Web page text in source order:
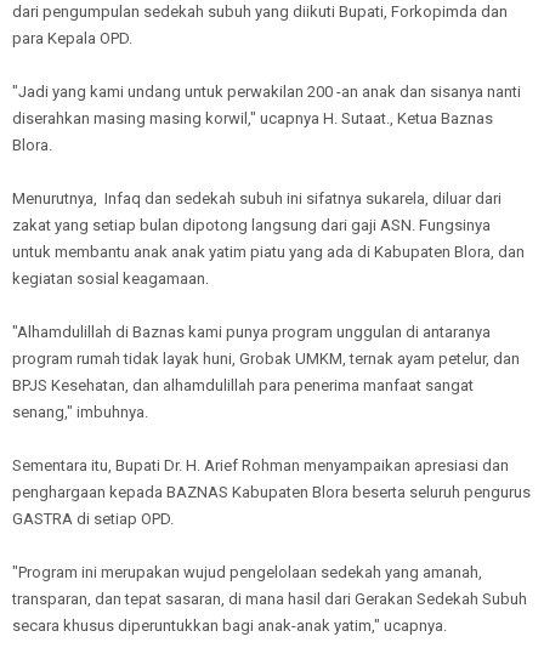
dari pengumpulan sedekah subuh yang diikuti Bupati, Forkopimda dan
para Kepala OPD.
"Jadi yang kami undang untuk perwakilan 200 -an anak dan sisanya nanti
diserahkan masing masing korwil," ucapnya H. Sutaat., Ketua Baznas
Blora.
Menurutnya, Infaq dan sedekah subuh ini sifatnya sukarela, diluar dari
zakat yang setiap bulan dipotong langsung dari gaji ASN. Fungsinya
untuk membantu anak anak yatim piatu yang ada di Kabupaten Blora, dan
kegiatan sosial keagamaan.
"Alhamdulillah di Baznas kami punya program unggulan di antaranya
program rumah tidak layak huni, Grobak UMKM, ternak ayam petelur, dan
BPJS Kesehatan, dan alhamdulillah para penerima manfaat sangat
senang," imbuhnya.
Sementara itu, Bupati Dr. H. Arief Rohman menyampaikan apresiasi dan
penghargaan kepada BAZNAS Kabupaten Blora beserta seluruh pengurus
GASTRA di setiap OPD.
"Program ini merupakan wujud pengelolaan sedekah yang amanah,
transparan, dan tepat sasaran, di mana hasil dari Gerakan Sedekah Subuh
secara khusus diperuntukkan bagi anak-anak yatim," ucapnya.